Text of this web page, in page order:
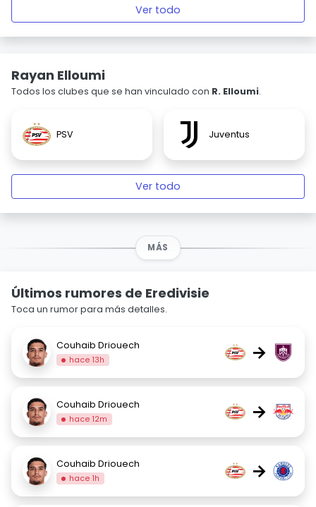
Ver todo
Rayan Elloumi
Todos los clubes que se han vinculado con R. Elloumi.
PSV Juventus
Ver todo
MÁS
Últimos rumores de Eredivisie
Toca un rumor para más detalles.
Couhaib Driouech
hace 13h →
Couhaib Driouech
hace 12m →
Couhaib Driouech
hace 1h →